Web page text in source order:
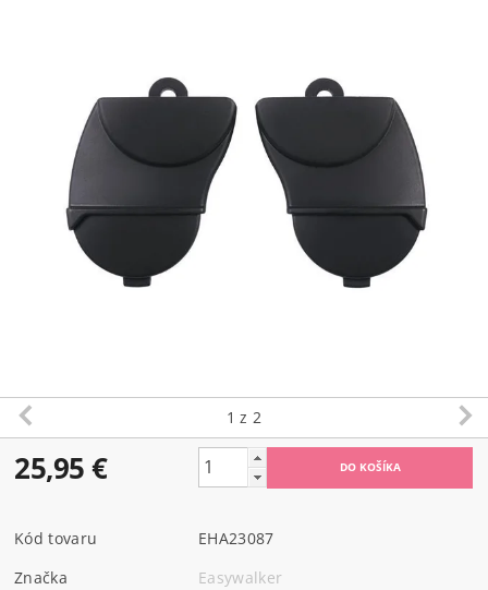
1 z 2
25,95 €
Kód tovaru
EHA23087
Značka
Easywalker